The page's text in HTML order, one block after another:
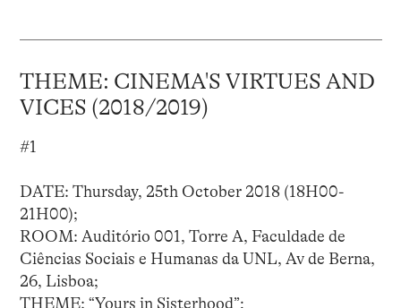
THEME: CINEMA'S VIRTUES AND
VICES (2018/2019)
#1
DATE: Thursday, 25th October 2018 (18H00-
21H00);
ROOM: Auditório 001, Torre A, Faculdade de
Ciências Sociais e Humanas da UNL, Av de Berna,
26, Lisboa;
THEME: “Yours in Sisterhood”;